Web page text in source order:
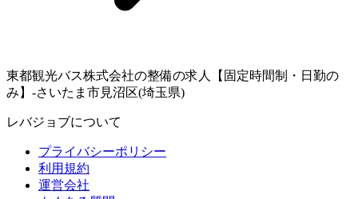
東都観光バス株式会社の整備の求人【固定時間制・日勤の
み】-さいたま市見沼区(埼玉県)
レバジョブについて
プライバシーポリシー
利用規約
運営会社